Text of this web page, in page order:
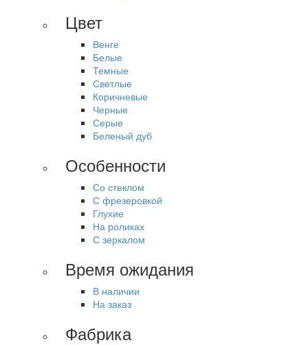
Цвет
Венге
Белые
Темные
Светлые
Коричневые
Черные
Серые
Беленый дуб
Особенности
Со стеклом
С фрезеровкой
Глухие
На роликах
С зеркалом
Время ожидания
В наличии
На заказ
Фабрика